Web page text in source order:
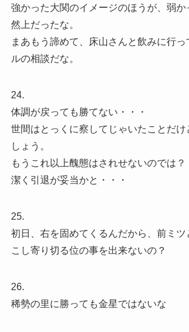
強かった大関のイメージのほうが、弱
然上だったな。
まあもう諦めて、床山さんと飲みに行っ
ルの相談だな。
24.
体調が戻っても勝てない・・・
世間はとっくに察してじゃいたことだ
しょう。
もうこれ以上醜態はされせないのでは？
潔く引退が妥当かと・・・
25.
初日、右を固めてくるんだから、前ミツ
こし寄り切る位の事を出来ないの？
26.
稀勢の里に勝っても金星ではないな